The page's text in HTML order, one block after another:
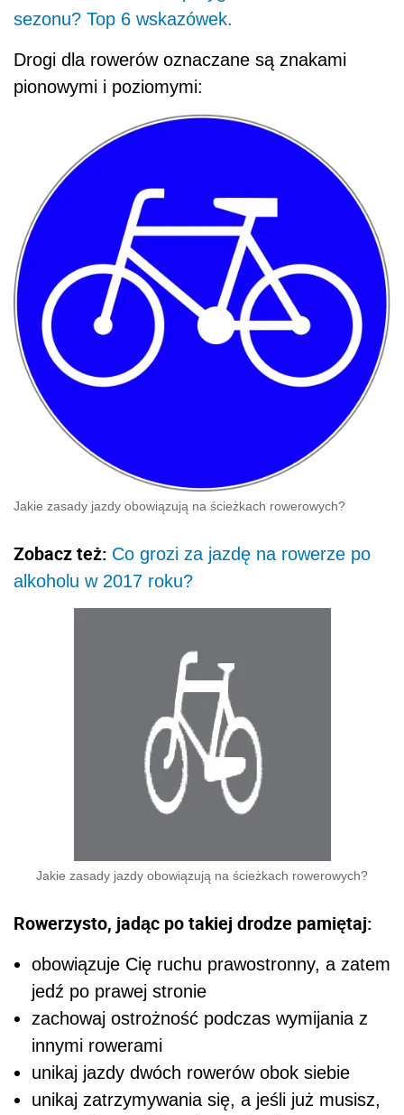
sezonu? Top 6 wskazówek.
Drogi dla rowerów oznaczane są znakami
pionowymi i poziomymi:
Jakie zasady jazdy obowiązują na ścieżkach rowerowych?
Zobacz też: Co grozi za jazdę na rowerze po
alkoholu w 2017 roku?
Jakie zasady jazdy obowiązują na ścieżkach rowerowych?
Rowerzysto, jadąc po takiej drodze pamiętaj:
obowiązuje Cię ruchu prawostronny, a zatem
jedź po prawej stronie
zachowaj ostrożność podczas wymijania z
innymi rowerami
unikaj jazdy dwóch rowerów obok siebie
unikaj zatrzymywania się, a jeśli już musisz,